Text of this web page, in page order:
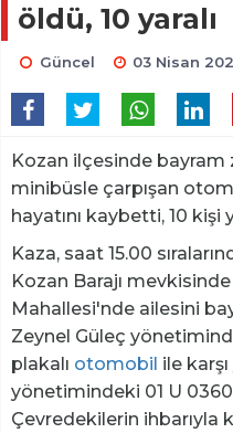
öldü, 10 yaralı
Güncel 03 Nisan
Kozan ilçesinde
minibüsle çarpışan
hayatını kaybetti, 10 kişi
Kaza, saat 15.00
Kozan Barajı
Mahallesi'nde ailesini
Zeynel Güleç
plakalı otomobil ile
yönetimindeki 01 U 0360
Çevredekilerin ihbarıyla